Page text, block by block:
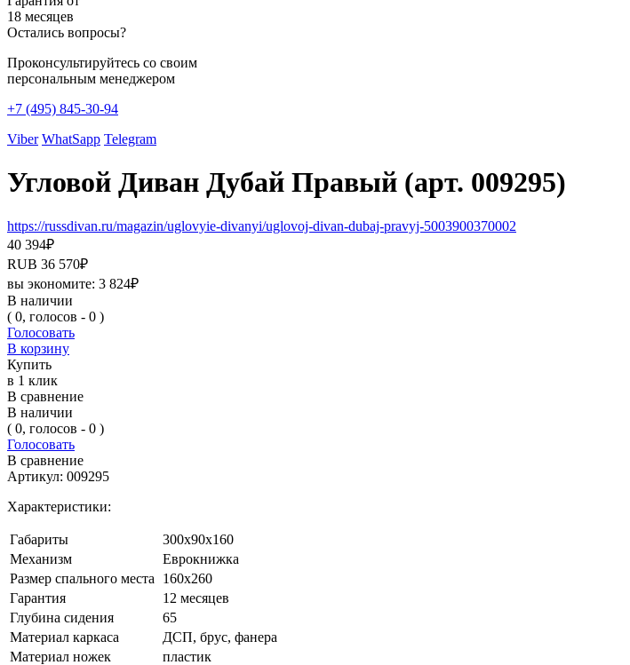
18 месяцев
Остались вопросы?
Проконсультируйтесь со своим
персональным менеджером
+7 (495) 845-30-94
Viber WhatSapp Telegram
Угловой Диван Дубай Правый (арт. 009295)
https://russdivan.ru/magazin/uglovyie-divanyi/uglovoj-divan-dubaj-pravyj-5003900370002
40 394₽
RUB 36 570₽
вы экономите: 3 824₽
В наличии
( 0, голосов - 0 )
Голосовать
В корзину
Купить
в 1 клик
В сравнение
В наличии
( 0, голосов - 0 )
Голосовать
В сравнение
Артикул: 009295
Характеристики:
Габариты
300х90х160
Механизм
Еврокнижка
Размер спального места
160х260
Гарантия
12 месяцев
Глубина сидения
65
Материал каркаса
ДСП, брус, фанера
Материал ножек
пластик